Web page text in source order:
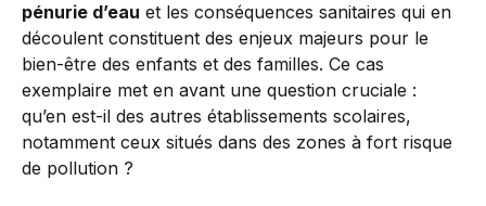
pénurie d’eau et les conséquences sanitaires qui en
découlent constituent des enjeux majeurs pour le
bien-être des enfants et des familles. Ce cas
exemplaire met en avant une question cruciale :
qu’en est-il des autres établissements scolaires,
notamment ceux situés dans des zones à fort risque
de pollution ?